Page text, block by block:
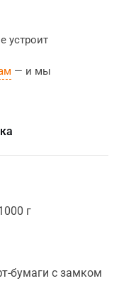
устроит
— и мы
г
бумаги с замком